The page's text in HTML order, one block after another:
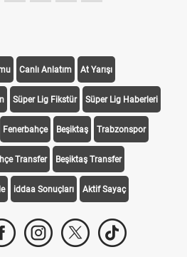
Canlı Anlatım At Yarışı
Süper Lig Fikstür Süper Lig Haberleri
Fenerbahçe Beşiktaş Trabzonspor
Transfer Beşiktaş Transfer
iddaa Sonuçları Aktif Sayaç